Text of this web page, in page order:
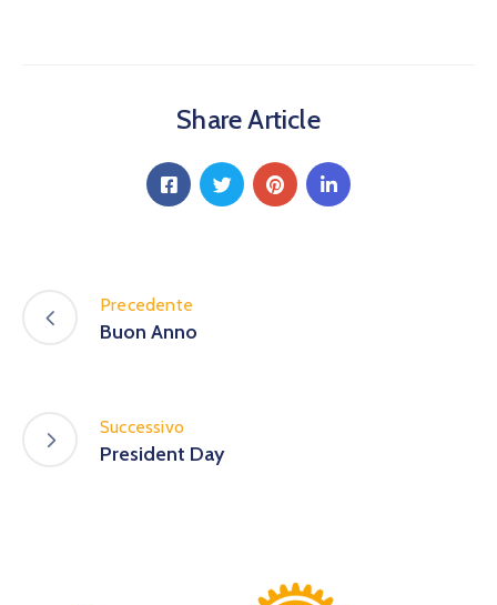
Share Article
Precedente
Buon Anno
Successivo
President Day